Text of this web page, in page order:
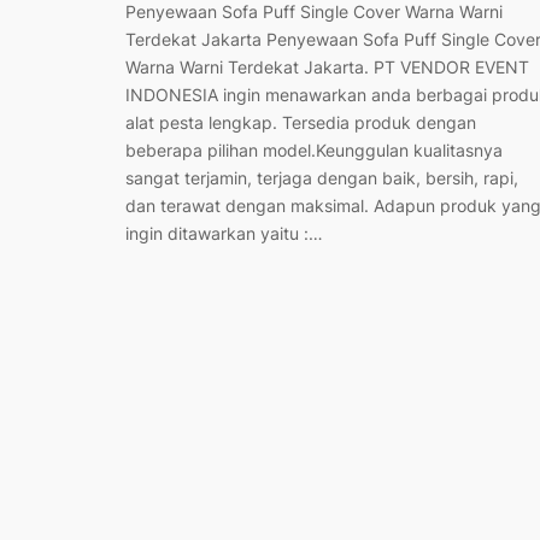
Penyewaan Sofa Puff Single Cover Warna Warni
Terdekat Jakarta Penyewaan Sofa Puff Single Cover
Warna Warni Terdekat Jakarta. PT VENDOR EVENT
INDONESIA ingin menawarkan anda berbagai
alat pesta lengkap. Tersedia produk dengan
beberapa pilihan model.Keunggulan kualitasnya
sangat terjamin, terjaga dengan baik, bersih, rapi,
dan terawat dengan maksimal. Adapun produk yang
ingin ditawarkan yaitu :…